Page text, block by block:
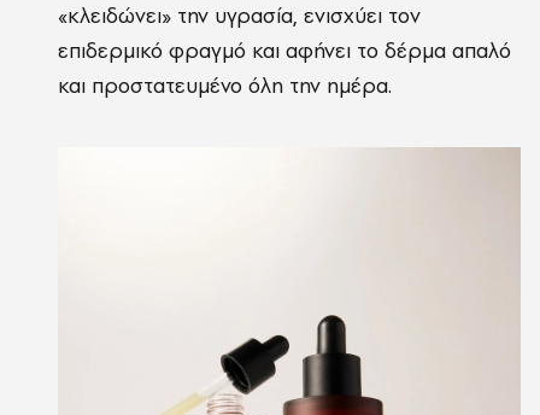
«κλειδώνει» την υγρασία, ενισχύει τον
επιδερμικό φραγμό και αφήνει το δέρμα απαλό
και προστατευμένο όλη την ημέρα.